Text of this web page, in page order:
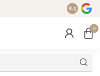
Since
8.5
0